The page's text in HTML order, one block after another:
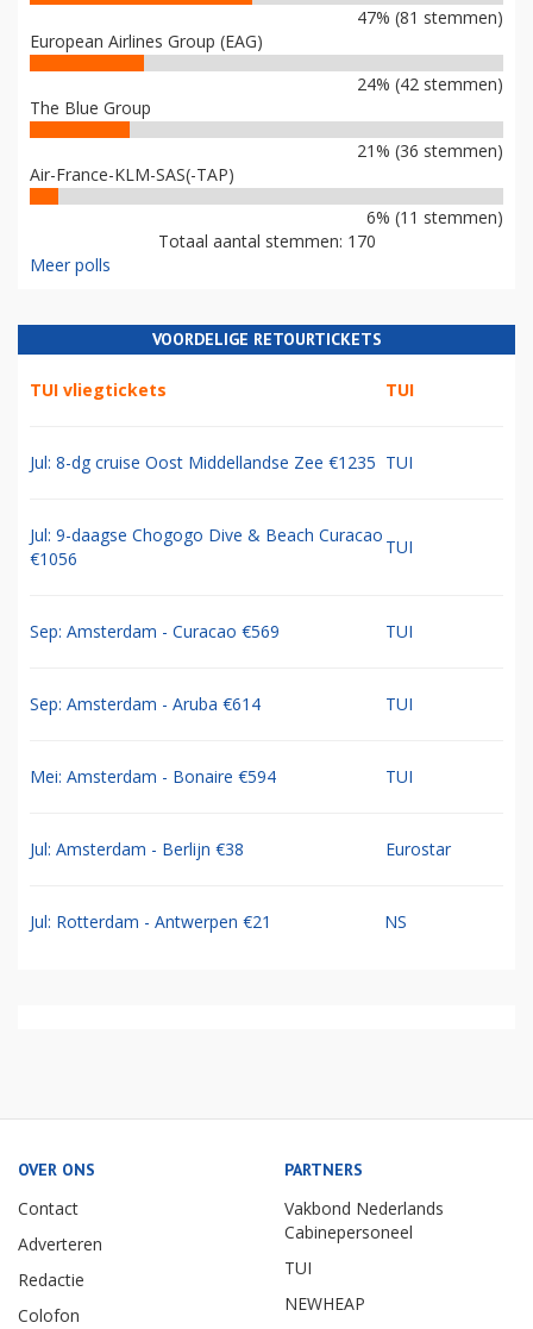
47% (81 stemmen)
European Airlines Group (EAG)
24% (42 stemmen)
The Blue Group
21% (36 stemmen)
Air-France-KLM-SAS(-TAP)
6% (11 stemmen)
Totaal aantal stemmen: 170
Meer polls
VOORDELIGE RETOURTICKETS
TUI vliegtickets TUI
Jul: 8-dg cruise Oost Middellandse Zee €1235 TUI
Jul: 9-daagse Chogogo Dive & Beach Curacao
€1056
TUI
Sep: Amsterdam - Curacao €569 TUI
Sep: Amsterdam - Aruba €614 TUI
Mei: Amsterdam - Bonaire €594 TUI
Jul: Amsterdam - Berlijn €38 Eurostar
Jul: Rotterdam - Antwerpen €21 NS
OVER ONS
Contact
Adverteren
Redactie
Colofon
PARTNERS
Vakbond Nederlands
Cabinepersoneel
TUI
NEWHEAP